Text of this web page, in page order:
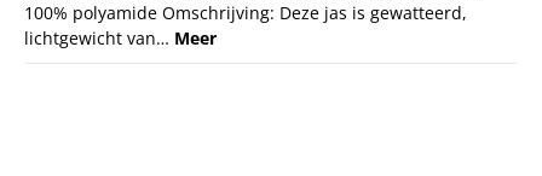
100% polyamide Omschrijving: Deze jas is gewatteerd,
lichtgewicht van… Meer